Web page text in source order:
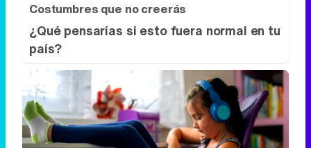
Costumbres que no creerás
¿Qué pensarías si esto fuera normal en tu
país?